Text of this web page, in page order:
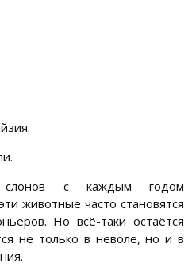
слонов с каждым годом
животные часто становятся
Но всё-таки остаётся
не только в неволе, но и в